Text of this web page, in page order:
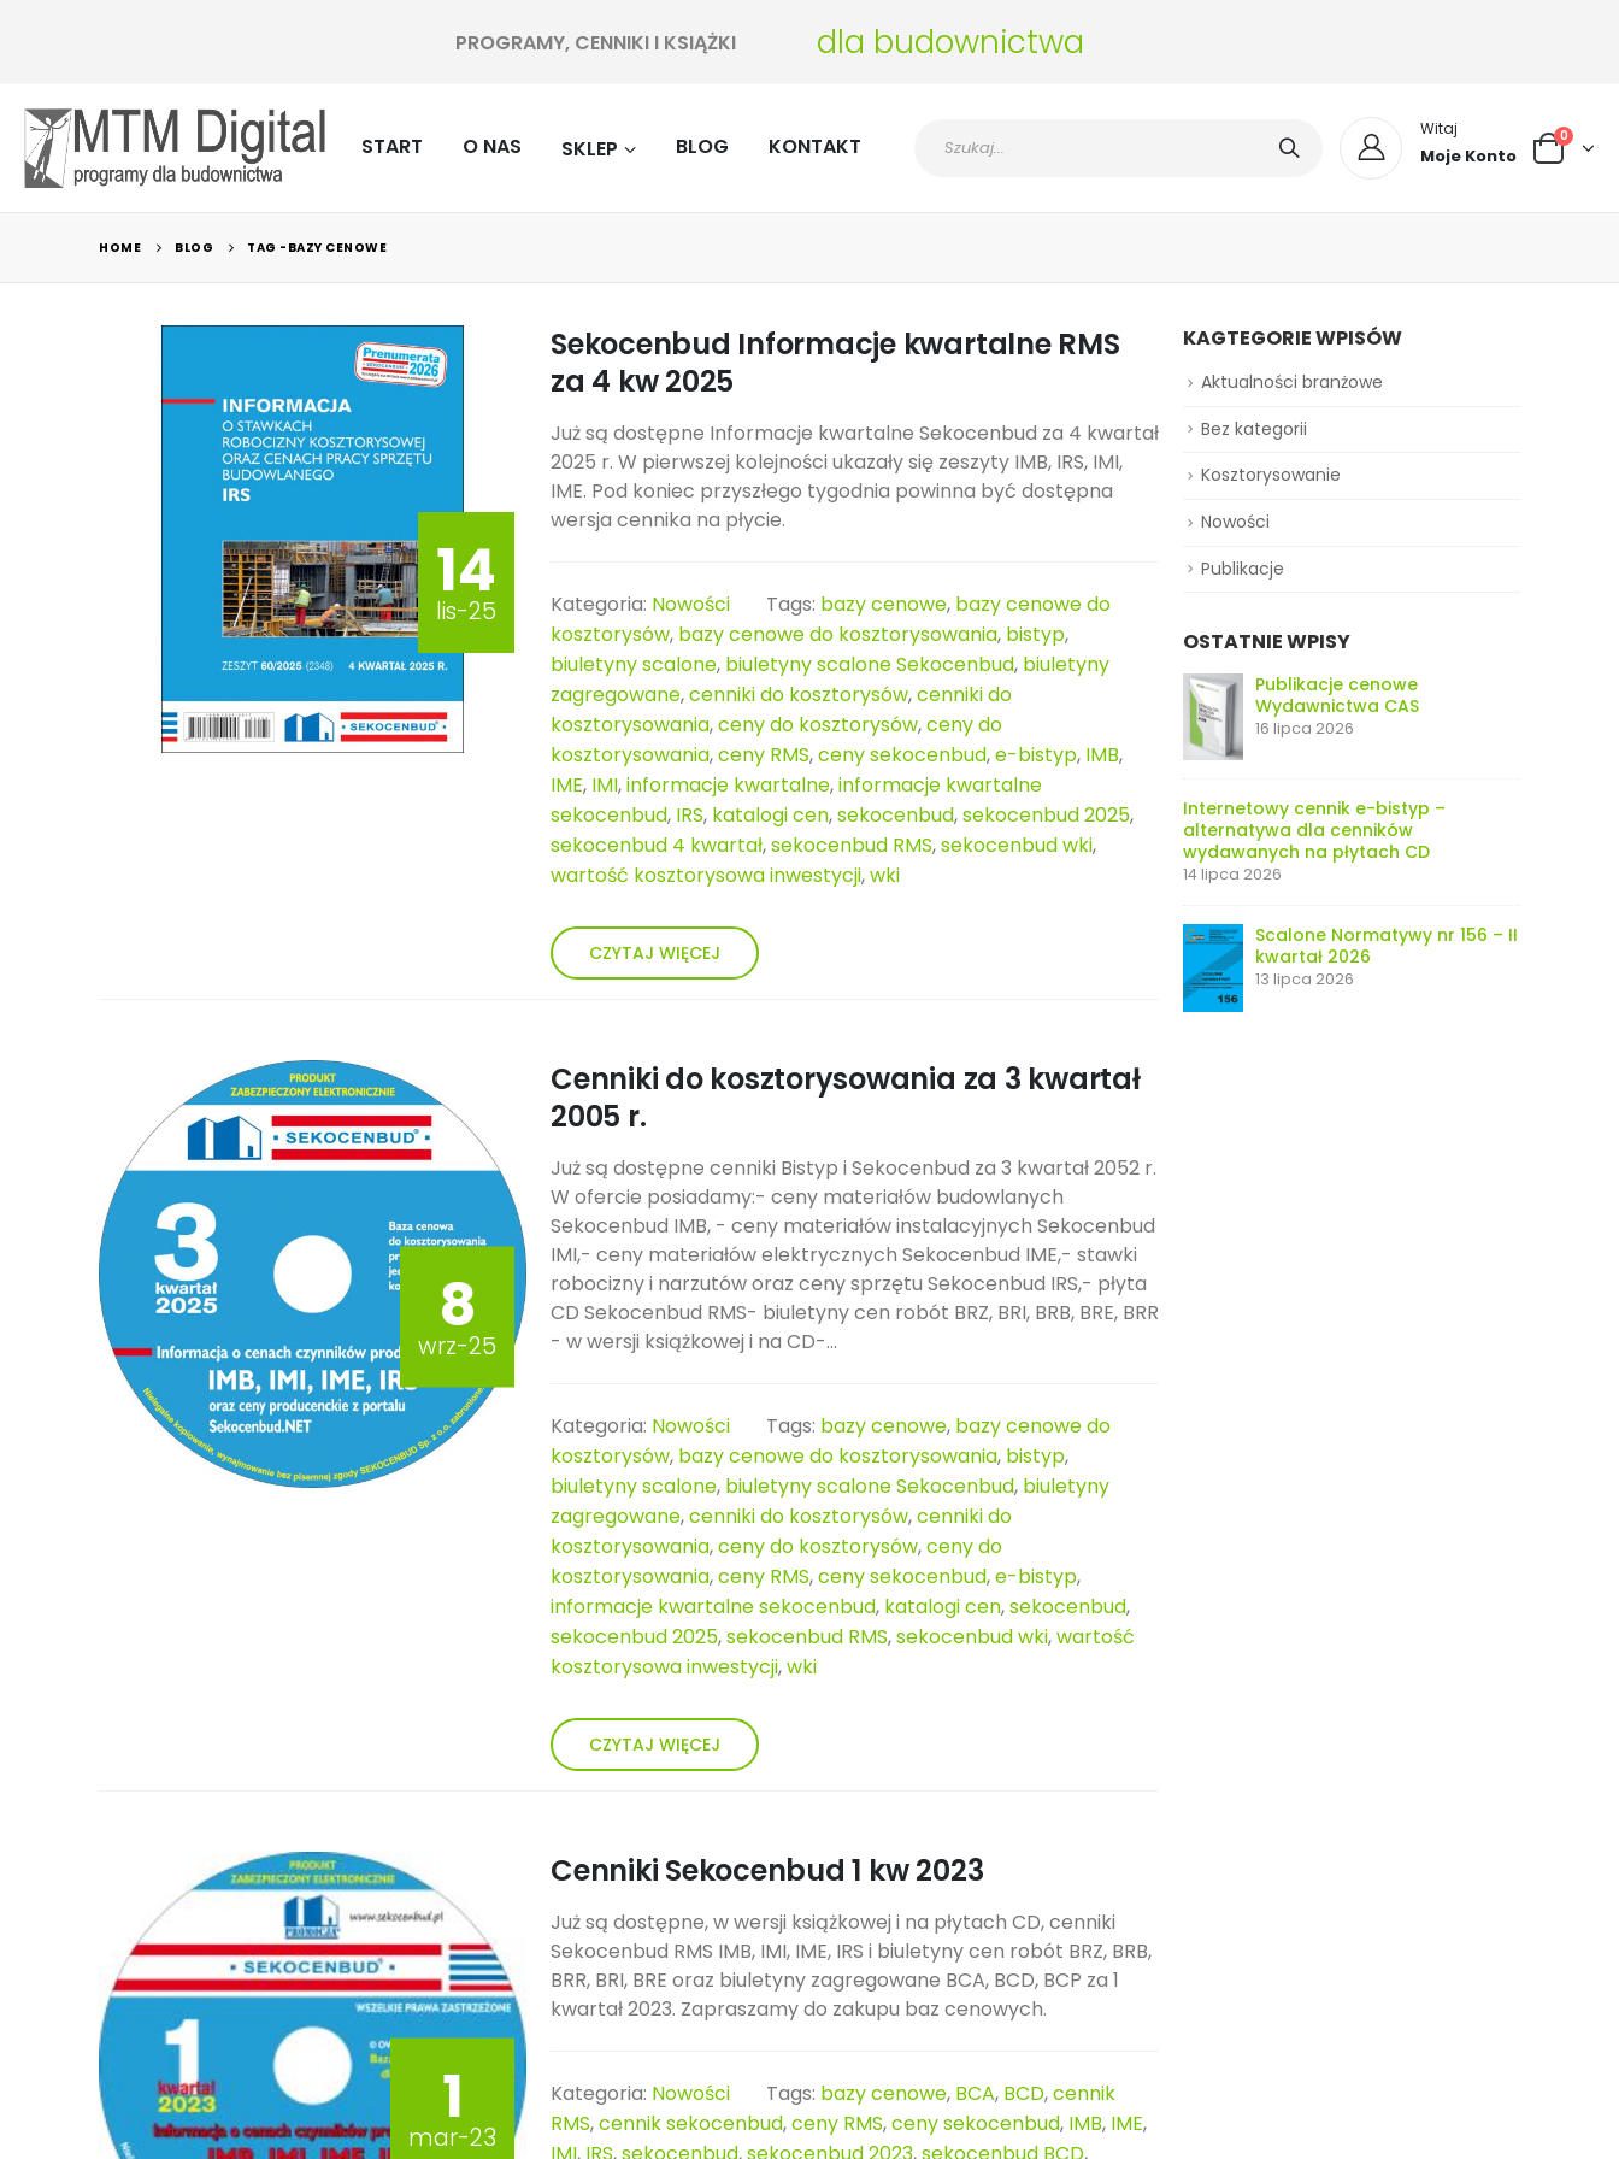
PROGRAMY, CENNIKI I KSIĄŻKI dla budownictwa
START O NAS SKLEP BLOG KONTAKT
Witaj
Moje Konto
0
HOME BLOG TAG - BAZY CENOWE
14
lis-25
Sekocenbud Informacje kwartalne RMS
za 4 kw 2025
Już są dostępne Informacje kwartalne Sekocenbud za 4 kwartał
2025 r. W pierwszej kolejności ukazały się zeszyty IMB, IRS, IMI,
IME. Pod koniec przyszłego tygodnia powinna być dostępna
wersja cennika na płycie.
Kategoria: Nowości Tags: bazy cenowe, bazy cenowe do
kosztorysów, bazy cenowe do kosztorysowania, bistyp,
biuletyny scalone, biuletyny scalone Sekocenbud, biuletyny
zagregowane,cenniki do kosztorysów,cenniki do
kosztorysowania,ceny do kosztorysów,ceny do
kosztorysowania,ceny RMS,ceny sekocenbud,e-bistyp, IMB,
IME, IMI,informacje kwartalne,informacje kwartalne
sekocenbud, IRS, katalogi cen,sekocenbud,sekocenbud 2025,
sekocenbud 4 kwartał,sekocenbud RMS,sekocenbud wki,
wartość kosztorysowa inwestycji,wki
CZYTAJ WIĘCEJ
8
wrz-25
Cenniki do kosztorysowania za 3 kwartał
2005 r.
Już są dostępne cenniki Bistyp i Sekocenbud za 3 kwartał 2052 r.
W ofercie posiadamy:- ceny materiałów budowlanych
Sekocenbud IMB, - ceny materiałów instalacyjnych Sekocenbud
IMI,- ceny materiałów elektrycznych Sekocenbud IME,- stawki
robocizny i narzutów oraz ceny sprzętu Sekocenbud IRS,- płyta
CD Sekocenbud RMS- biuletyny cen robót BRZ, BRI, BRB, BRE, BRR
- w wersji książkowej i na CD-...
Kategoria: Nowości Tags: bazy cenowe, bazy cenowe do
kosztorysów, bazy cenowe do kosztorysowania, bistyp,
biuletyny scalone, biuletyny scalone Sekocenbud, biuletyny
zagregowane,cenniki do kosztorysów,cenniki do
kosztorysowania,ceny do kosztorysów,ceny do
kosztorysowania,ceny RMS,ceny sekocenbud,e-bistyp,
informacje kwartalne sekocenbud, katalogi cen,sekocenbud,
sekocenbud 2025,sekocenbud RMS,sekocenbud wki,wartość
kosztorysowa inwestycji,wki
CZYTAJ WIĘCEJ
1
mar-23
Cenniki Sekocenbud 1 kw 2023
Już są dostępne, w wersji książkowej i na płytach CD, cenniki
Sekocenbud RMS IMB, IMI, IME, IRS i biuletyny cen robót BRZ, BRB,
BRR, BRI, BRE oraz biuletyny zagregowane BCA, BCD, BCP za 1
kwartał 2023. Zapraszamy do zakupu baz cenowych.
Kategoria: Nowości Tags: bazy cenowe, BCA, BCD,cennik
RMS,cennik sekocenbud,ceny RMS,ceny sekocenbud, IMB, IME,
KAGTEGORIE WPISÓW
Aktualności branżowe
Bez kategorii
Kosztorysowanie
Nowości
Publikacje
OSTATNIE WPISY
Publikacje cenowe
Wydawnictwa CAS
16 lipca 2026
Internetowy cennik e-bistyp –
alternatywa dla cenników
wydawanych na płytach CD
14 lipca 2026
Scalone Normatywy nr 156 – II
kwartał 2026
13 lipca 2026